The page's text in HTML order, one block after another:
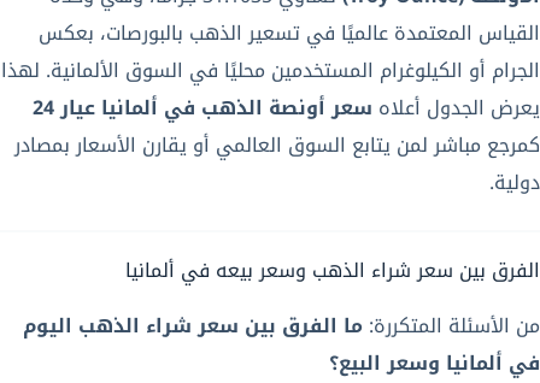
القياس المعتمدة عالميًا في تسعير الذهب بالبورصات، بعكس
الجرام أو الكيلوغرام المستخدمين محليًا في السوق الألمانية. لهذا
يعرض الجدول أعلاه سعر أونصة الذهب في ألمانيا عيار 24
كمرجع مباشر لمن يتابع السوق العالمي أو يقارن الأسعار بمصادر
دولية.
الفرق بين سعر شراء الذهب وسعر بيعه في ألمانيا
من الأسئلة المتكررة: ما الفرق بين سعر شراء الذهب اليوم
في ألمانيا وسعر البيع؟